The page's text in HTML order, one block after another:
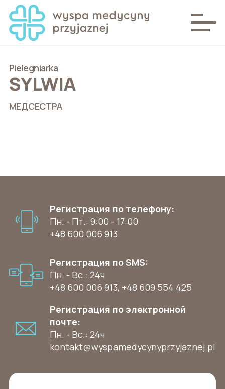
Pielegniarka
SYLWIA
МЕДСЕСТРА
Регистрация по телефону:
Пн. - Пт.: 9:00 - 17:00
+48 600 006 913
Регистрация по SMS:
Пн. - Вс.: 24ч
+48 600 006 913, +48 609 554 425
Регистрация по электронной
почте:
Пн. - Вс.: 24ч
kontakt@wyspamedycynyprzyjaznej.pl